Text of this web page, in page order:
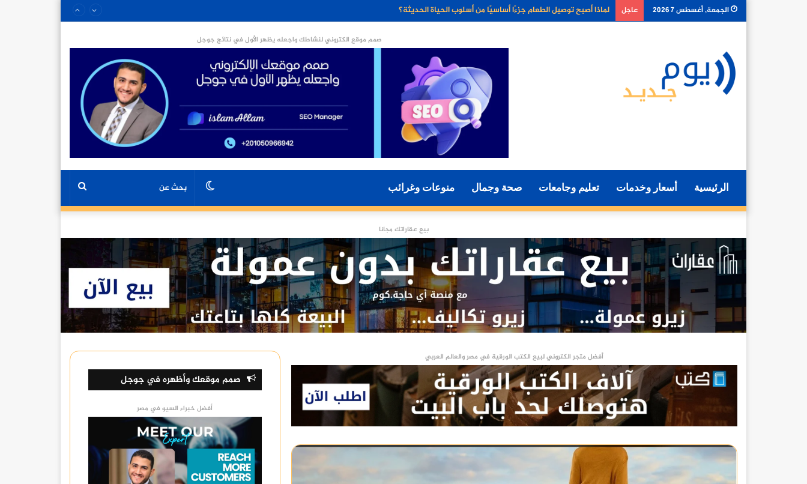
الجمعة, أغسطس 7 2026 عاجل كيف تغير أدوات الذكاء الاصطناعي مستقبل التسويق الرقمي؟
صمم موقع الكتروني لنشاطك واجعله يظهر الأول في نتائج جوجل
الرئيسية أسعار وخدمات تعليم وجامعات صحة وجمال منوعات وغرائب الوضع
بيع عقاراتك مجانا
أفضل متجر الكتروني لبيع الكتب الورقية في مصر والعالم العربي
صمم موقعك وأظهره في جوجل
أفضل خبراء السيو في مصر